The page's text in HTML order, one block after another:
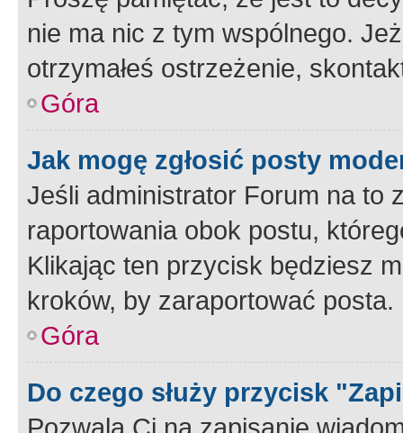
nie ma nic z tym wspólnego.
otrzymałeś ostrzeżenie,
Góra
Jak mogę zgłosić posty
Jeśli administrator Forum na to
raportowania obok postu,
Klikając ten przycisk będziesz
kroków, by zaraportować posta.
Góra
Do czego służy przycisk